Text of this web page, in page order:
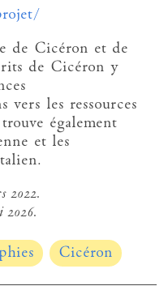
de Cicéron et de
de Cicéron y
vers les ressources
également
et les
2022.
2026.
Cicéron